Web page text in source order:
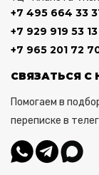
+7 495 664 33
+7 929 919 53 13
+7 965 201 72
СВЯЗАТЬСЯ С
Помогаем в
переписке в